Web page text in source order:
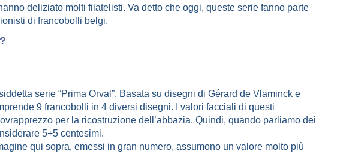
deliziato molti filatelisti. Va detto che oggi, queste serie fanno parte
di francobolli belgi.
serie “Prima Orval”. Basata su disegni di Gérard de Vlaminck e
9 francobolli in 4 diversi disegni. I valori facciali di questi
per la ricostruzione dell’abbazia. Quindi, quando parliamo dei
5+5 centesimi.
qui sopra, emessi in gran numero, assumono un valore molto più